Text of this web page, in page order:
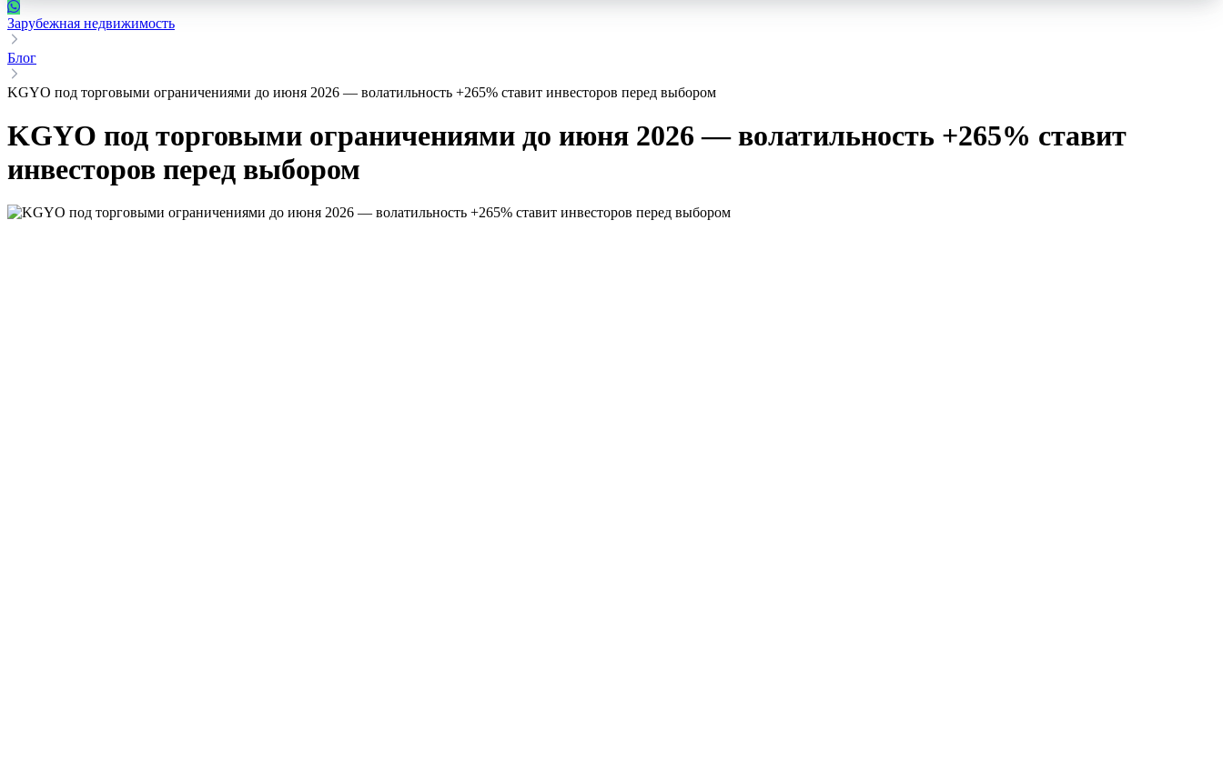
Зарубежная недвижимость
Блог
KGYO под торговыми ограничениями до июня 2026 — волатильность +265% ставит инвесторов перед выбором
KGYO под торговыми ограничениями до июня 2026 — волатильность +265% ставит
инвесторов перед выбором